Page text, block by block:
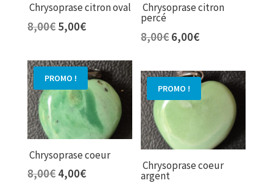
Chrysoprase citron oval
8,00€ Le
initial
était :
8,00€.
5,00€Le
actuel
est :
5,00€.
Chrysoprase citron
percé
8,00€ Le
initial
était :
8,00€.
6,00€Le
actuel
est :
6,00€.
PROMO !
Chrysoprase coeur
8,00€ Le
4,00€Le
PROMO !
Chrysoprase coeur
argent